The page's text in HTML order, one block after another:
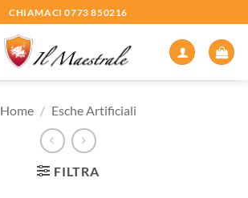
CHIAMACI 0773 850216
Home / Esche Artificiali
FILTRA